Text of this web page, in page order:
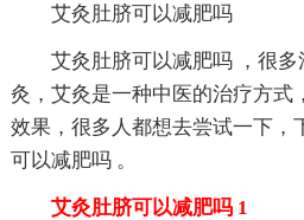
艾灸肚脐可以减肥吗
艾灸肚脐可以减肥吗 ，很
灸，艾灸是一种中医的治疗方式
效果，很多人都想去尝试一下，
可以减肥吗 。
艾灸肚脐可以减肥吗 1